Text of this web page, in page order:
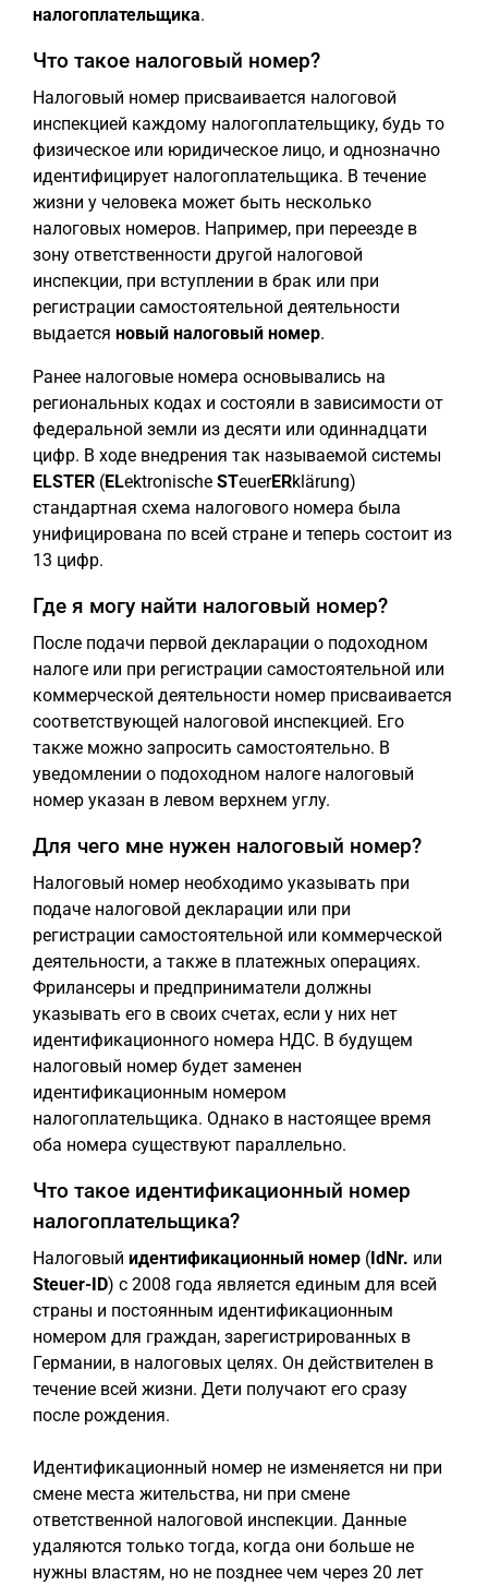
налогоплательщика.
Что такое налоговый номер?
Налоговый номер присваивается налоговой
инспекцией каждому налогоплательщику, будь то
физическое или юридическое лицо, и однозначно
идентифицирует налогоплательщика. В течение
жизни у человека может быть несколько
налоговых номеров. Например, при переезде в
зону ответственности другой налоговой
инспекции, при вступлении в брак или при
регистрации самостоятельной деятельности
выдается новый налоговый номер.
Ранее налоговые номера основывались на
региональных кодах и состояли в зависимости от
федеральной земли из десяти или одиннадцати
цифр. В ходе внедрения так называемой системы
ELSTER (ELektronische STeuerERklärung)
стандартная схема налогового номера была
унифицирована по всей стране и теперь состоит из
13 цифр.
Где я могу найти налоговый номер?
После подачи первой декларации о подоходном
налоге или при регистрации самостоятельной или
коммерческой деятельности номер присваивается
соответствующей налоговой инспекцией. Его
также можно запросить самостоятельно. В
уведомлении о подоходном налоге налоговый
номер указан в левом верхнем углу.
Для чего мне нужен налоговый номер?
Налоговый номер необходимо указывать при
подаче налоговой декларации или при
регистрации самостоятельной или коммерческой
деятельности, а также в платежных операциях.
Фрилансеры и предприниматели должны
указывать его в своих счетах, если у них нет
идентификационного номера НДС. В будущем
налоговый номер будет заменен
идентификационным номером
налогоплательщика. Однако в настоящее время
оба номера существуют параллельно.
Что такое идентификационный номер
налогоплательщика?
Налоговый идентификационный номер (IdNr. или
Steuer-ID) с 2008 года является единым для всей
страны и постоянным идентификационным
номером для граждан, зарегистрированных в
Германии, в налоговых целях. Он действителен в
течение всей жизни. Дети получают его сразу
после рождения.
Идентификационный номер не изменяется ни при
смене места жительства, ни при смене
ответственной налоговой инспекции. Данные
удаляются только тогда, когда они больше не
нужны властям, но не позднее чем через 20 лет